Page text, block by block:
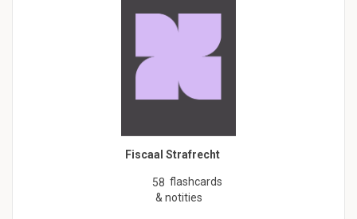
Fiscaal Strafrecht
58 flashcards
& notities